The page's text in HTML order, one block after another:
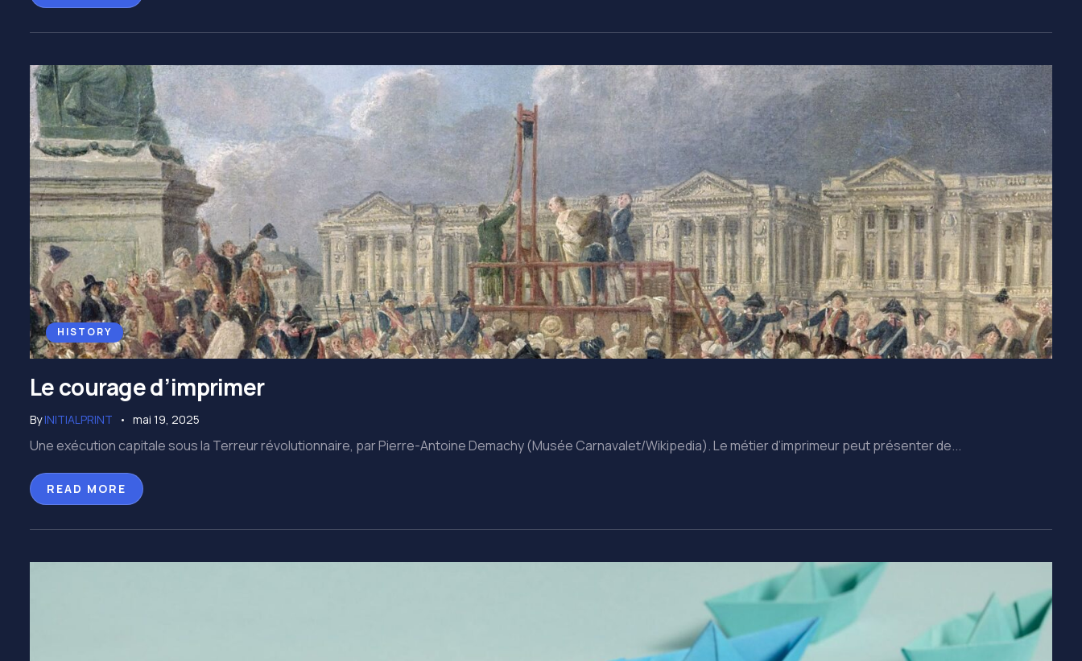
HISTORY
Le courage d’imprimer
ByINITIALPRINT mai 19, 2025
Une exécution capitale sous la Terreur révolutionnaire, par Pierre-Antoine Demachy (Musée Carnavalet/Wikipedia). Le métier d’imprimeur peut présenter de...
READ MORE